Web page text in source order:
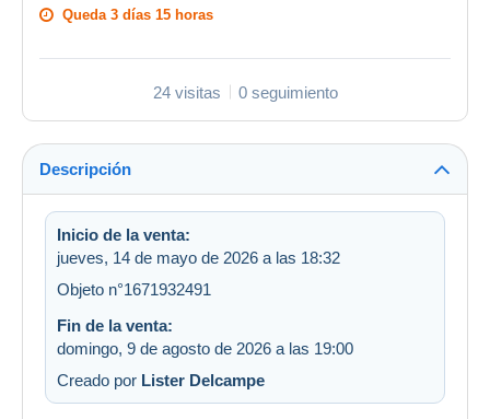
Queda 3 días 15 horas
24 visitas 0 seguimiento
Descripción
Inicio de la venta:
jueves, 14 de mayo de 2026 a las 18:32
Objeto n°1671932491
Fin de la venta:
domingo, 9 de agosto de 2026 a las 19:00
Creado por Lister Delcampe